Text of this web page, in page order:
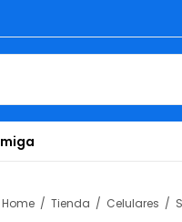
Home Tienda Celulares